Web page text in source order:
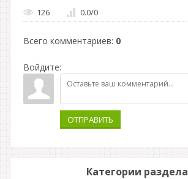
126
0.0/0
Всего комментариев: 0
Войдите:
ОТПРАВИТЬ
Категории раздела